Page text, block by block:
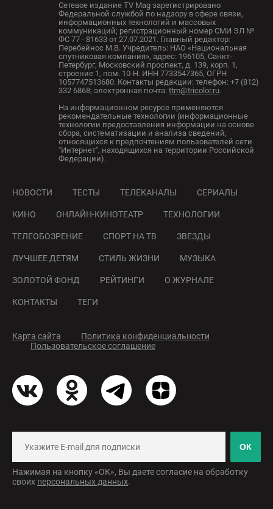
Сетевое издание TV Mag зарегистрировано
Федеральной службой по надзору в сфере связи,
информационных технологий и массовых
коммуникаций; регистрационный номер СМИ ЭЛ №
ФС 77 - 81633 от 27.07.2021. Главный редактор:
Перебейнос М.В. Учредитель: НАО «Национальная
спутниковая компания», адрес: 196105, Санкт-
Петербург, Московский проспект, д. 139, корп. 1,
строение 1, пом. 10-Н. ИНН 7733547365, ОГРН
1057747513680. Контакты редакции: телефон: +7 (812)
332 6868; электронная почта: ttm@tricolor.ru.
На информационном ресурсе применяются
рекомендательные технологии (информационные
технологии предоставления информации на основе
сбора, систематизации и анализа сведений,
относящихся к предпочтениям пользователей сети
"Интернет", находящихся на территории Российской
Федерации).
НОВОСТИ ТЕСТЫ ТЕЛЕКАНАЛЫ СЕРИАЛЫ
КИНО ОНЛАЙН-КИНОТЕАТР ТЕХНОЛОГИИ
ТЕЛЕОБОЗРЕНИЕ СПОРТ НА ТВ ЗВЕЗДЫ
ЛУЧШЕЕ ДЕТЯМ СТИЛЬ ЖИЗНИ МУЗЫКА
ЗОЛОТОЙ ФОНД РЕЙТИНГИ О ЖУРНАЛЕ
КОНТАКТЫ ТЕГИ
Карта сайта
Политика конфиденциальности
Пользовательское соглашение
ОК
Нажимая на кнопку «ОК», Вы даете согласие на обработку
своих персональных данных.